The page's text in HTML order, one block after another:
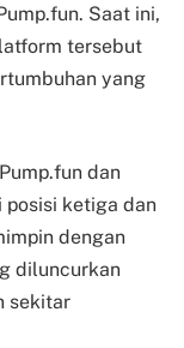
Saat ini,
tersebut
yang
dan
posisi ketiga dan
dengan
diluncurkan
sekitar